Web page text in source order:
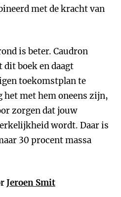
met de kracht van
is beter. Caudron
boek en daagt
toekomstplan te
het met hem oneens zijn,
zorgen dat jouw
wordt. Daar is
30 procent massa
Jeroen Smit